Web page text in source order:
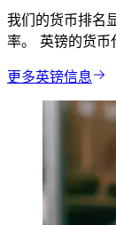
我们的货币排名
率。 英镑的货币
更多英镑信息